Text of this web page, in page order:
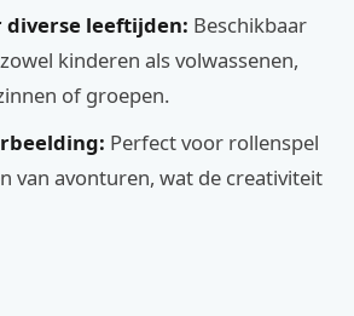
diverse leeftijden: Beschikbaar
kinderen als volwassenen,
of groepen.
Perfect voor rollenspel
van avonturen, wat de creativiteit